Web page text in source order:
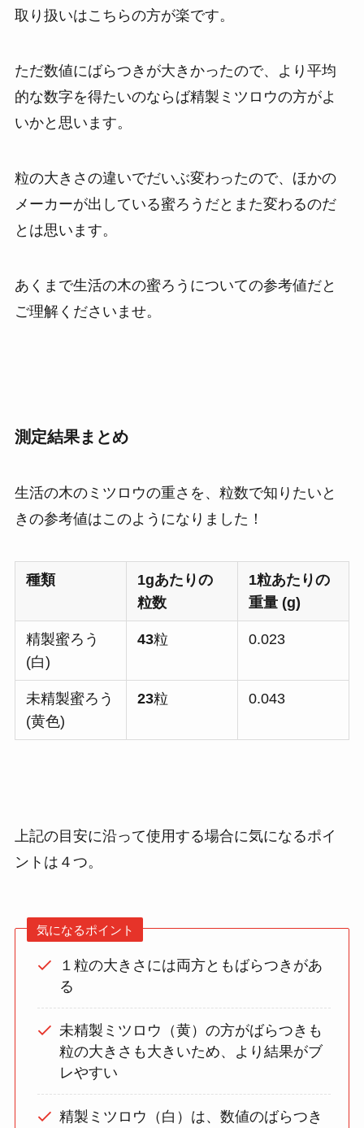
取り扱いはこちらの方が楽です。
ただ数値にばらつきが大きかったので、より平均
的な数字を得たいのならば精製ミツロウの方がよ
いかと思います。
粒の大きさの違いでだいぶ変わったので、ほかの
メーカーが出している蜜ろうだとまた変わるのだ
とは思います。
あくまで生活の木の蜜ろうについての参考値だと
ご理解くださいませ。
測定結果まとめ
生活の木のミツロウの重さを、粒数で知りたいと
きの参考値はこのようになりました！
種類
1gあたりの
粒数
1粒あたりの
重量 (g)
精製蜜ろう
(白)
43粒 0.023
未精製蜜ろう
(黄色)
23粒 0.043
上記の目安に沿って使用する場合に気になるポイ
ントは４つ。
気になるポイント
１粒の大きさには両方ともばらつきがあ
る
未精製ミツロウ（黄）の方がばらつきも
粒の大きさも大きいため、より結果がブ
レやすい
精製ミツロウ（白）は、数値のばらつき